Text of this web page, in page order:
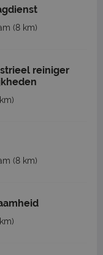
(8 km)
reiniger
(8 km)